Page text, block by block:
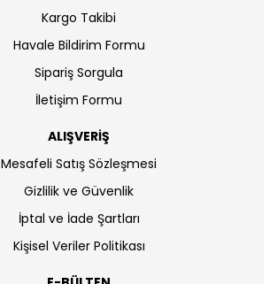
Kargo Takibi
Havale Bildirim Formu
Sipariş Sorgula
İletişim Formu
ALIŞVERİŞ
Mesafeli Satış Sözleşmesi
Gizlilik ve Güvenlik
İptal ve İade Şartları
Kişisel Veriler Politikası